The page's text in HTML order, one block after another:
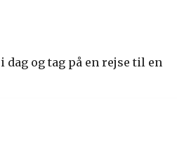
og tag på en rejse til en